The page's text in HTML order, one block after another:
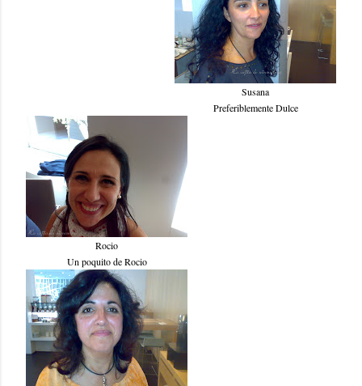
Susana
Preferiblemente Dulce
Rocio
Un poquito de Rocio